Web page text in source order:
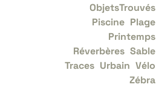
ObjetsTrouvés
Piscine Plage
Printemps
Réverbères Sable
Traces Urbain Vélo
Zébra